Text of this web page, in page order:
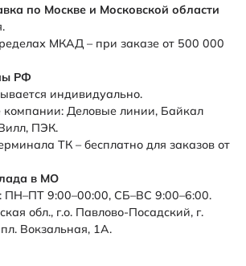
по Москве и Московской области
МКАД – при заказе от 500 000
РФ
индивидуально.
компании: Деловые линии, Байкал
ПЭК.
ТК – бесплатно для заказов от
в МО
ПН–ПТ 9:00–00:00, СБ–ВС 9:00–6:00.
обл., г.о. Павлово-Посадский, г.
Вокзальная, 1А.